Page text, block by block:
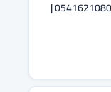
شركة نقل عفش بابها 0541621080 |